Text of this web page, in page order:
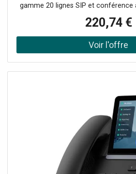
gamme 20 lignes SIP et conférence
sur l'écran couleur principal 4.3"
sur 2 écrans 3.5" Bluetooth
Support réglable, 2 positions : 40°
Recommandé par
220,74 €